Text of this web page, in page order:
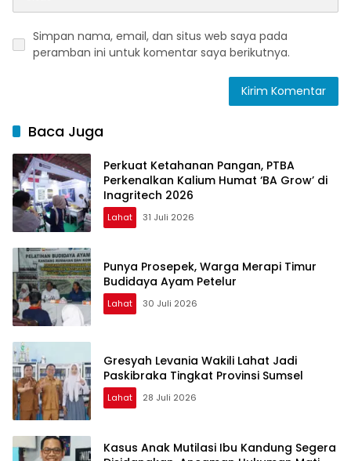
Simpan nama, email, dan situs web saya pada
peramban ini untuk komentar saya berikutnya.
Baca Juga
Perkuat Ketahanan Pangan, PTBA
Perkenalkan Kalium Humat ‘BA Grow’ di
Inagritech 2026
Lahat 31 Juli 2026
Punya Prosepek, Warga Merapi Timur
Budidaya Ayam Petelur
Lahat 30 Juli 2026
Gresyah Levania Wakili Lahat Jadi
Paskibraka Tingkat Provinsi Sumsel
Lahat 28 Juli 2026
Kasus Anak Mutilasi Ibu Kandung Segera